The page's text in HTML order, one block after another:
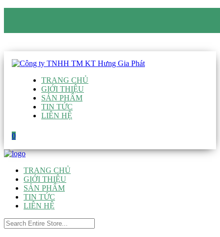
TRANG CHỦ
GIỚI THIỆU
SẢN PHẨM
TIN TỨC
LIÊN HỆ
0
TRANG CHỦ
GIỚI THIỆU
SẢN PHẨM
TIN TỨC
LIÊN HỆ